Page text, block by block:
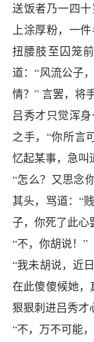
送饭者乃一四
上涂厚粉，一
扭腰肢至囚笼
道：“风流公子
情？” 言罢，将
吕秀才只觉浑
之手，“你所言
忆起某事，急叫
“怎么？又思念
其头，骂道：“
子，你死了此心
“不，你胡说！”
“我未胡说，近
在此傻傻候她，
狠狠刺进吕秀才
“不，万不可能